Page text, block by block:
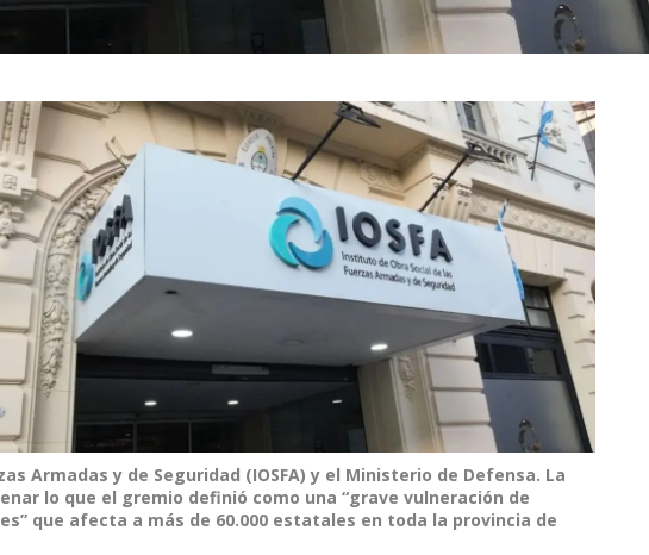
Armadas y de Seguridad (IOSFA) y el Ministerio de Defensa. La
lo que el gremio definió como una “grave vulneración de
que afecta a más de 60.000 estatales en toda la provincia de